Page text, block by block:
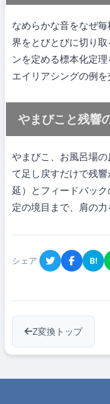
なめらかな音をなぜ
界をとびとびに切り
ンを定める標本化定
エイリアシングの例を
やまびこと残響
やまびこ、お風呂場
て足し戻すだけで残響
延）とフィードバッ
定の境目まで、肩の力
シェア B!
Z変換トップ